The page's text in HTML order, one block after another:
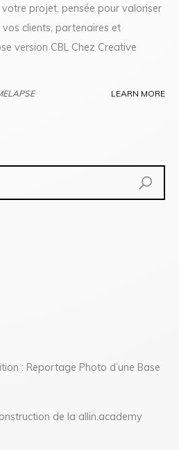
votre projet, pensée pour valoriser
clients, partenaires et
version CBL Chez Creative
LEARN MORE
: Reportage Photo d’une Base
de la allin.academy